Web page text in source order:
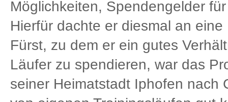
Möglichkeiten, Spendengelder
Hierfür dachte er diesmal an
Fürst, zu dem er ein gutes
Läufer zu spendieren, war das
seiner Heimatstadt Iphofen nach